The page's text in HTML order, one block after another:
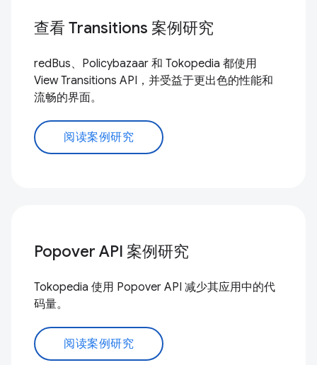
查看 Transitions 案例研究
redBus、Policybazaar 和 Tokopedia 都使用
View Transitions API，并受益于更出色的性能和
流畅的界面。
阅读案例研究
Popover API 案例研究
Tokopedia 使用 Popover API 减少其应用中的代
码量。
阅读案例研究